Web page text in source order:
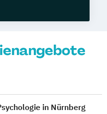
in Nürnberg